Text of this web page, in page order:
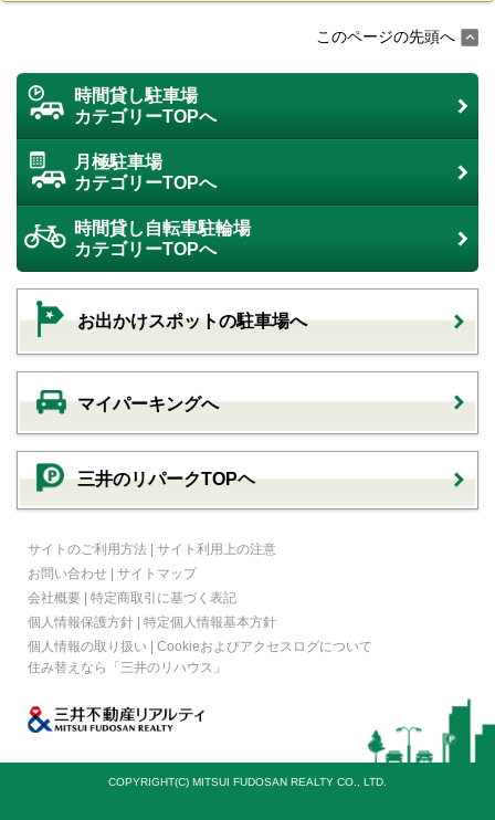
このページの先頭へ
時間貸し駐車場
カテゴリーTOPへ
月極駐車場
カテゴリーTOPへ
時間貸し自転車駐輪場
カテゴリーTOPへ
お出かけスポットの駐車場へ
マイパーキングへ
三井のリパークTOPヘ
サイトのご利用方法 | サイト利用上の注意
お問い合わせ | サイトマップ
会社概要 | 特定商取引に基づく表記
個人情報保護方針 | 特定個人情報基本方針
個人情報の取り扱い | Cookieおよびアクセスログについて
住み替えなら
「三井のリハウス」
COPYRIGHT(C) MITSUI FUDOSAN REALTY CO., LTD.